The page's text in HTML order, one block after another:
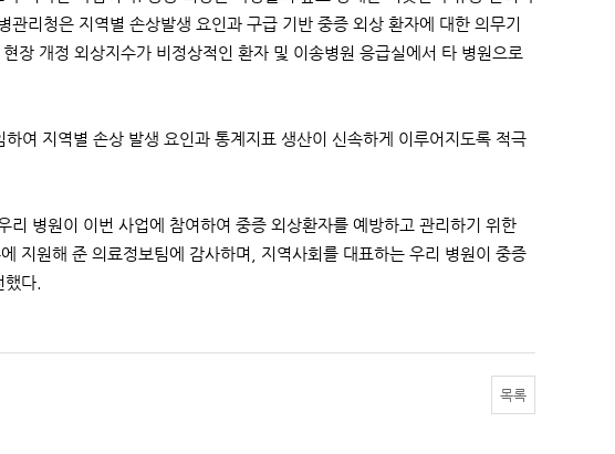
리청은 지역별 손상발생 요인과 구급 기반 중증 외상 환자에 대한 의무기
장 개정 외상지수가 비정상적인 환자 및 이송병원 응급실에서 타 병원으로
여 지역별 손상 발생 요인과 통계지표 생산이 신속하게 이루어지도록 적극
리 병원이 이번 사업에 참여하여 중증 외상환자를 예방하고 관리하기 위한
지원해 준 의료정보팀에 감사하며, 지역사회를 대표하는 우리 병원이 중증
다.
목록